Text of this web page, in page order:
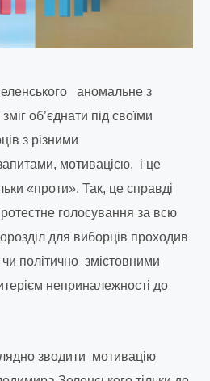
аномальне з
об’єднати під своїми
з різними
мотивацією, і це
«проти». Так, це справді
голосування за всю
для виборців проходив
чи політично змістовними
неприналежності до
зводити мотивацію